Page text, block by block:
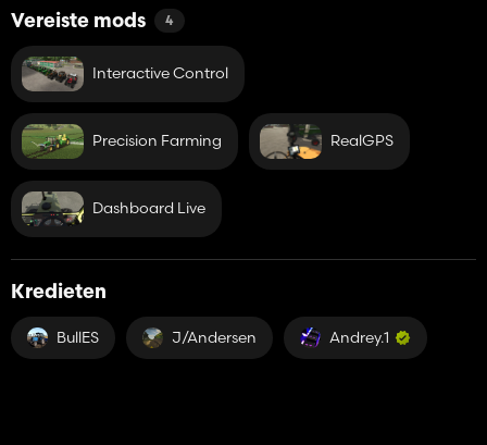
Vereiste mods 4
Interactive Control
Precision Farming RealGPS
Dashboard Live
Kredieten
BullES J/Andersen Andrey.1